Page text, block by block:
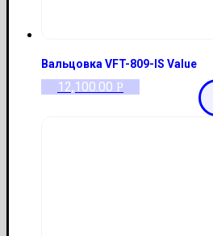
Вальцовка VFT-809-IS Value
12,100.00 Р